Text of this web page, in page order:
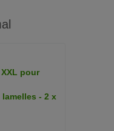
pour
- 2 x